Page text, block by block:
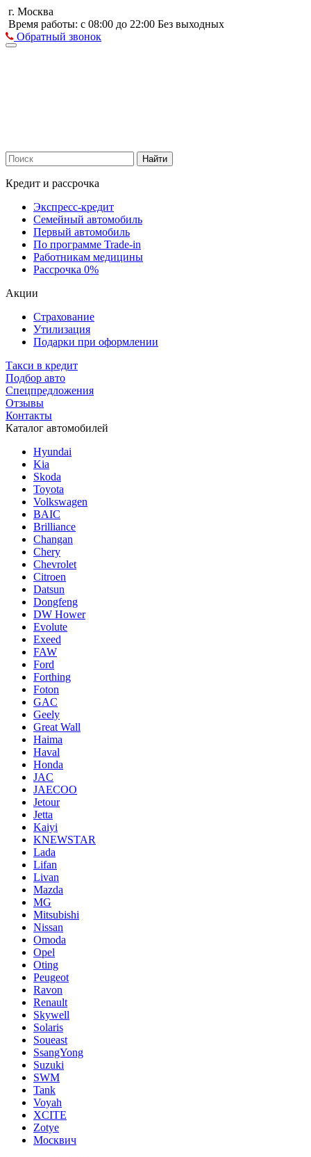
г. Москва
Время работы: с 08:00 до 22:00 Без выходных
Обратный звонок
Найти
Кредит и рассрочка
Экспресс-кредит
Семейный автомобиль
Первый автомобиль
По программе Trade-in
Работникам медицины
Рассрочка 0%
Акции
Страхование
Утилизация
Подарки при оформлении
Такси в кредит
Подбор авто
Спецпредложения
Отзывы
Контакты
Каталог автомобилей
Hyundai
Kia
Skoda
Toyota
Volkswagen
BAIC
Brilliance
Changan
Chery
Chevrolet
Citroen
Datsun
Dongfeng
DW Hower
Evolute
Exeed
FAW
Ford
Forthing
Foton
GAC
Geely
Great Wall
Haima
Haval
Honda
JAC
JAECOO
Jetour
Jetta
Kaiyi
KNEWSTAR
Lada
Lifan
Livan
Mazda
MG
Mitsubishi
Nissan
Omoda
Opel
Oting
Peugeot
Ravon
Renault
Skywell
Solaris
Soueast
SsangYong
Suzuki
SWM
Tank
Voyah
XCITE
Zotye
Москвич